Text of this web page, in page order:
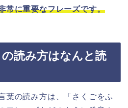
常に重要なフレーズです。
の読み方はなんと読
葉の読み方は、「さくごをふ